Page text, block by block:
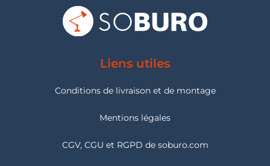
So Leon est particulièrement adaptée aux salles de
formation, espaces de réunion partagés et salles
polyvalentes dont l’aménagement change
So Velada : trois formes à associer
La gamme So Velada comprend trois types de
table modulable rectangulaire So Velada
table modulable trapézoïdale So Veladapermet de créer des
Liens utiles
Conditions de livraison et de montage
Mentions légales
CGV, CGU et RGPD de soburo.com